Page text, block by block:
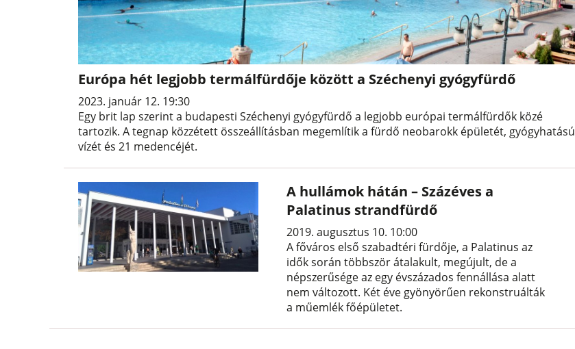
Európa hét legjobb termálfürdője között a Széchenyi gyógyfürdő
2023. január 12. 19:30
Egy brit lap szerint a budapesti Széchenyi gyógyfürdő a legjobb európai termálfürdők közé
tartozik. A tegnap közzétett összeállításban megemlítik a fürdő neobarokk épületét, gyógyhatású
vízét és 21 medencéjét.
A hullámok hátán – Százéves a
Palatinus strandfürdő
2019. augusztus 10. 10:00
A főváros első szabadtéri fürdője, a Palatinus az
idők során többször átalakult, megújult, de a
népszerűsége az egy évszázados fennállása alatt
nem változott. Két éve gyönyörűen rekonstruálták
a műemlék főépületet.